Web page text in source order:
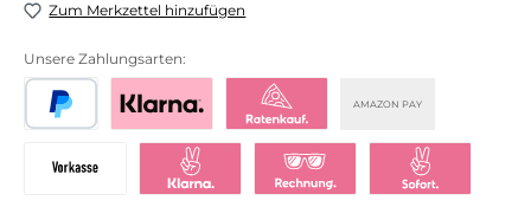
Zum Merkzettel hinzufügen
Unsere Zahlungsarten:
AMAZON PAY
Bezahlen mit KlarnaKlarna Ratenkauf